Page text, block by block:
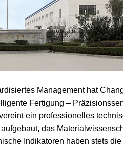
Management hat
Fertigung –
ein professionelles
das
Indikatoren haben stets